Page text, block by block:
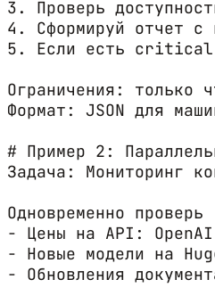
3. Проверь
4. Сформируй отчет
5. Если есть critical
Ограничения: только
Формат: JSON для
# Пример 2:
Задача: Мониторинг
Одновременно
- Цены на API:
- Новые модели на
- Обновления